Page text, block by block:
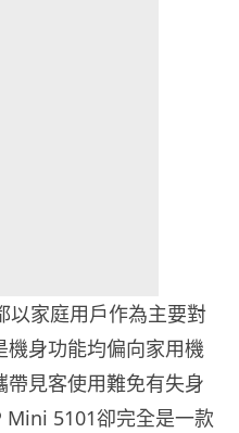
家庭用戶作為主要對
機身功能均偏向家用機
見客使用難免有失身
Mini 5101卻完全是一款